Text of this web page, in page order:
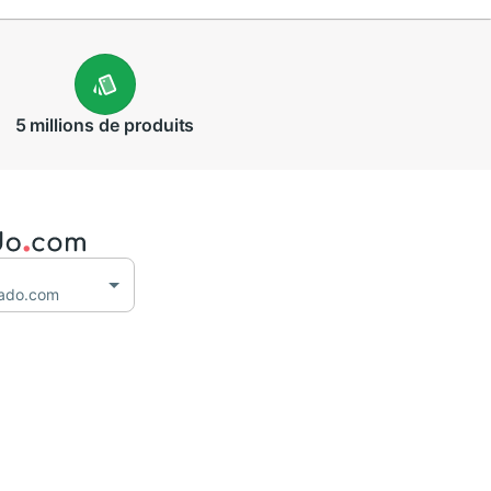
5 millions de produits